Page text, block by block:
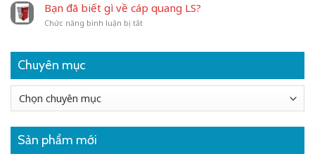
truyền
xa
chi
tiết
đầu
Internet
Bạn đã biết gì về cáp quang LS?
Chức năng bình luận bị tắtở
biết
cáp
Chuyên mục
Chuyên
mục
Sản phẩm mới